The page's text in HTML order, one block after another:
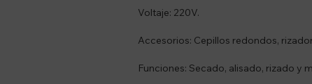
Voltaje: 220V.
Accesorios: Cepillos redondos,
Funciones: Secado, alisado, rizado y